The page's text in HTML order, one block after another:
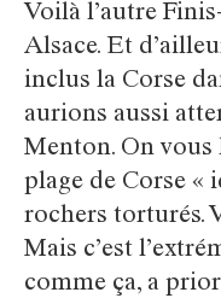
Voilà l’autre
Alsace. Et
inclus la Corse
aurions aussi
Menton. On vous
plage de Corse «
rochers torturés.
Mais c’est
comme ça, a